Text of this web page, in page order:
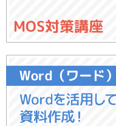
MOS対策講座